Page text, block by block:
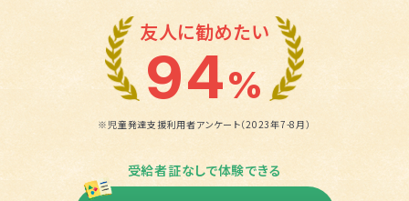
友人に勧めたい
94%
※児童発達支援利用者アンケート（2023年7-8月）
受給者証なしで体験できる